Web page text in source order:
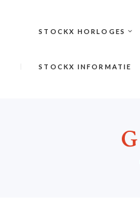
STOCKX HORLOGES
STOCKX INFORMATIE
G